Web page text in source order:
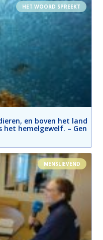
HET WOORD SPREEKT
en boven het land
het hemelgewelf. – Gen
MENSLIEVEND